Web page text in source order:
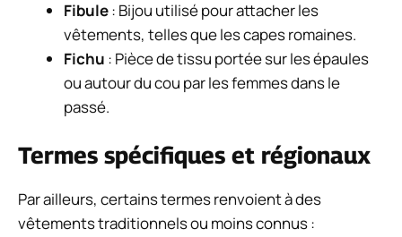
Fibule: Bijou utilisé pour attacher les
vêtements, telles que les capes romaines.
Fichu : Pièce de tissu portée sur les épaules
ou autour du cou par les femmes dans le
passé.
Termes spécifiques et régionaux
Par ailleurs, certains termes renvoient à des
vêtements traditionnels ou moins connus :